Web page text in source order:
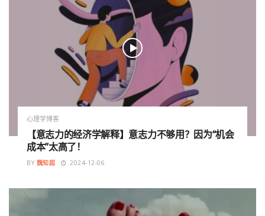
心理学博客
【意志力的经济学解释】意志力不够用？因为“机会
成本”太高了！
BY 魏知超 2024-12-06